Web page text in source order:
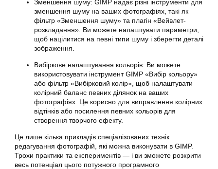
Зменшення шуму: GIMP надає різні інструменти для
зменшення шуму на ваших фотографіях, такі як
фільтр «Зменшення шуму» та плагін «Вейвлет-
розкладання». Ви можете налаштувати параметри,
щоб націлитися на певні типи шуму і зберегти деталі
зображення.
Вибіркове налаштування кольорів: Ви можете
використовувати інструмент GIMP «Вибір кольору»
або фільтр «Вибірковий колір», щоб налаштувати
колірний баланс певних ділянок на ваших
фотографіях. Це корисно для виправлення колірних
відтінків або посилення певних кольорів для
створення творчого ефекту.
Це лише кілька прикладів спеціалізованих технік
редагування фотографій, які можна виконувати в GIMP.
Трохи практики та експериментів — і ви зможете розкрити
весь потенціал цього потужного програмного